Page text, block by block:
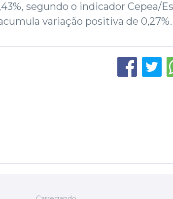
segundo o indicador Cepea/
variação positiva de 0,27%.